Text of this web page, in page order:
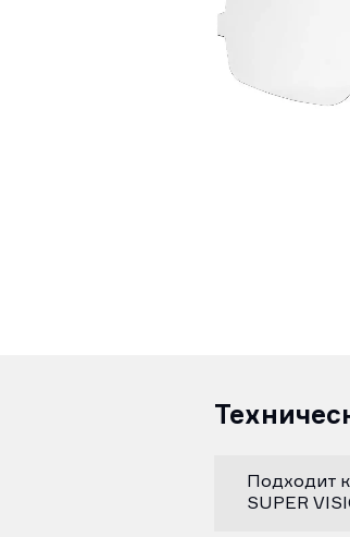
Подходит
SUPER